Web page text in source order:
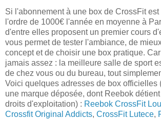
Si l'abonnement à une box de CrossFit
l'ordre de 1000€ l'année en moyenne à
d'entre elles proposent un premier cours
vous permet de tester l'ambiance, de
concept et de choisir une box pratique.
jamais assez : la meilleure salle de sport
de chez vous ou du bureau, tout
Voici quelques adresses de box officielles
une marque déposée, dont Reebok
droits d'exploitation) : Reebok CrossFit
Crossfit Original Addicts, CrossFit Lutece,